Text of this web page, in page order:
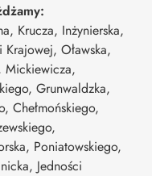
Krucza, Inżynierska,
Oławska,
Mickiewicza,
Grunwaldzka,
Chełmońskiego,
Poniatowskiego,
Jedności